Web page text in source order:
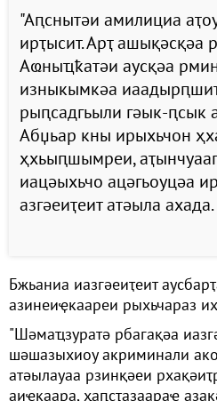
"Аԥснытәи амилициа
ирҭысит. Арҭ ашықәсқәа
Аҩныҵҟатәи аусқәа
изныкымкәа
рыԥсадгьыли гәык-ԥсык
Абџьар кны ирыхьчон
ҳхьыԥшымреи,
иацәыхьчо ацәгьоуцәа
азгәеиҭеит атәыла ахада.
Бжьаниа иазгәеиҭеит
азинеиҿкаареи рыхьчараз
"Шәмаҵзуратә рбагақәа
шәшазыхиоу акриминали
атәылауаа рзинқәеи
аиҿкаара, ҳаԥсҭазаараҿ